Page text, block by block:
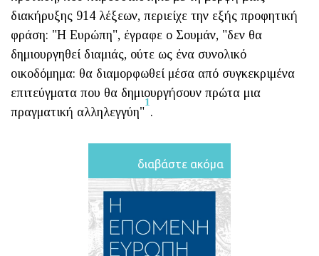
διακήρυξης 914 λέξεων, περιείχε την εξής προφητική
φράση: "Η Ευρώπη", έγραφε ο Σουμάν, "δεν θα
δημιουργηθεί διαμιάς, ούτε ως ένα συνολικό
οικοδόμημα: θα διαμορφωθεί μέσα από συγκεκριμένα
επιτεύγματα που θα δημιουργήσουν πρώτα μια
πραγματική αλληλεγγύη"
1
.
διαβάστε ακόμα